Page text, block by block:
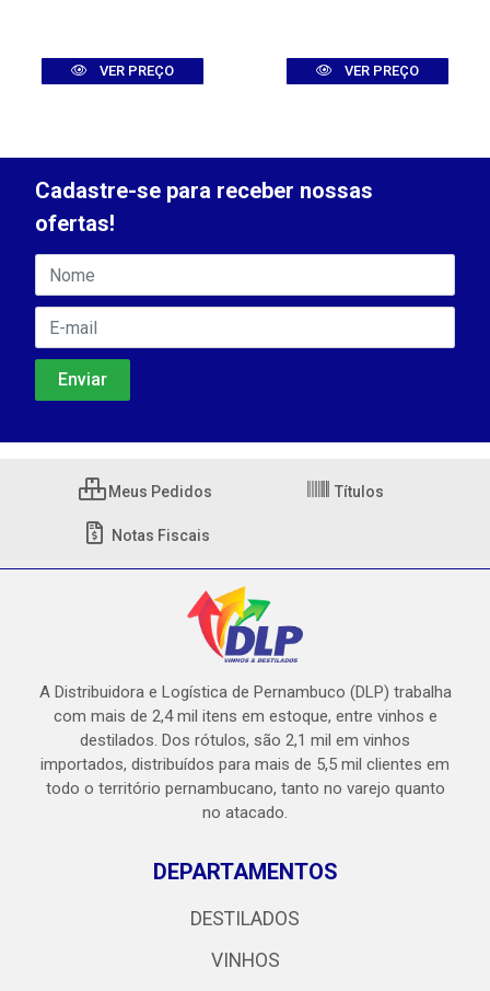
VER PREÇO VER PREÇO
Cadastre-se para receber nossas
ofertas!
Meus Pedidos Títulos
Notas Fiscais
A Distribuidora e Logística de Pernambuco (DLP) trabalha
com mais de 2,4 mil itens em estoque, entre vinhos e
destilados. Dos rótulos, são 2,1 mil em vinhos
importados, distribuídos para mais de 5,5 mil clientes em
todo o território pernambucano, tanto no varejo quanto
no atacado.
DEPARTAMENTOS
DESTILADOS
VINHOS